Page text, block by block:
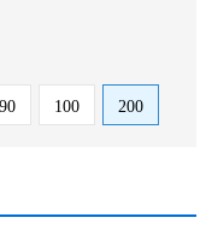
90 100 200